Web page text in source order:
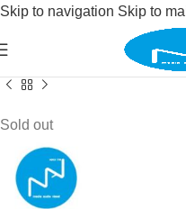
Skip to navigation Skip to
Instruments de
Sold out